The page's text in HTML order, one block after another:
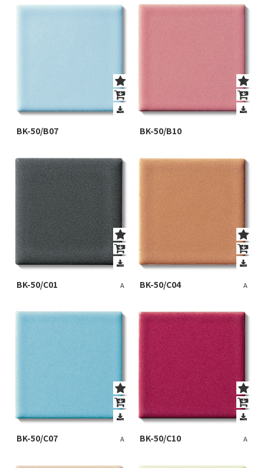
BK-50/B07 BK-50/B10
BK-50/C01 A BK-50/C04 A
BK-50/C07 A BK-50/C10 A